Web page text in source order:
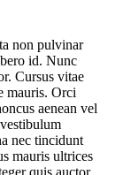
non pulvinar
id. Nunc
Cursus vitae
mauris. Orci
aenean vel
nec tincidunt
mauris ultrices
quis auctor